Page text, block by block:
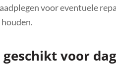
voor eventuele
geschikt voor